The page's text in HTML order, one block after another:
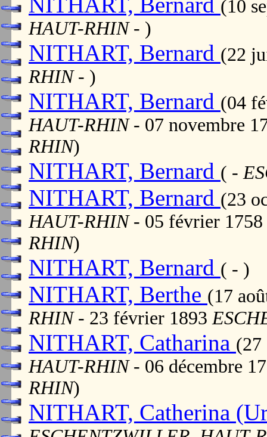
(10
HAUT-RHIN- )
NITHART, Bernard (22
RHIN- )
NITHART, Bernard (04
HAUT-RHIN- 07 novembre
RHIN)
NITHART, Bernard ( -
NITHART, Bernard (23
HAUT-RHIN- 05 février 1758
RHIN)
NITHART, Bernard ( - )
NITHART, Berthe (17
RHIN- 23 février 1893
NITHART, Catharina
HAUT-RHIN- 06 décembre
RHIN)
NITHART, Catherina